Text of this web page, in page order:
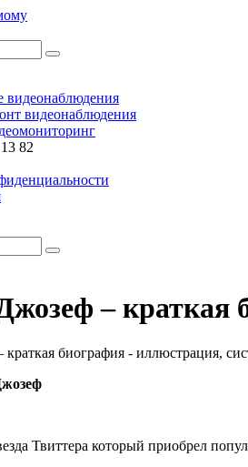
видеонаблюдения
видеонаблюдения
82
– краткая
Твиттера который приобрел